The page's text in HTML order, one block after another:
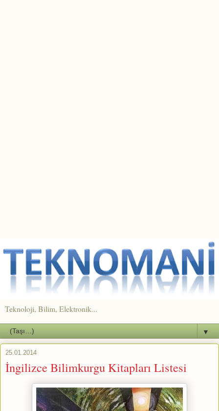
Teknoloji, Bilim, Elektronik...
▼
25.01.2014
İngilizce Bilimkurgu Kitapları Listesi